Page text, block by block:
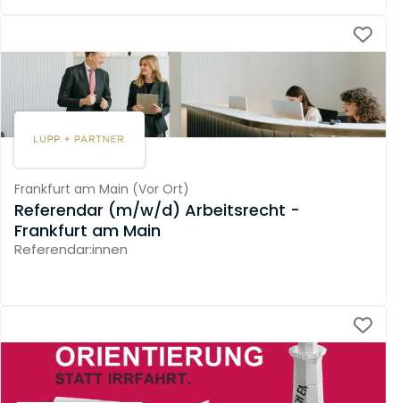
Frankfurt am Main (Vor Ort)
Referendar (m/w/d) Arbeitsrecht -
Frankfurt am Main
Referendar:innen